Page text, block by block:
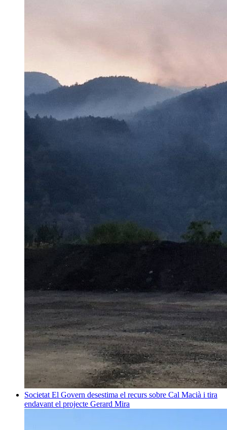
Societat El Govern desestima el recurs sobre Cal Macià i tira
endavant el projecte Gerard Mira